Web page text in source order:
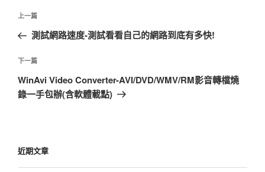
文
導
覽
上
一
文
章
上一篇
測試網路速度-測試看看自己的網路到底有多快!
下
一
篇
下一篇
WinAvi Video Converter-AVI/DVD/WMV/RM影音轉檔燒
錄一手包辦(含軟體載點)
近期文章